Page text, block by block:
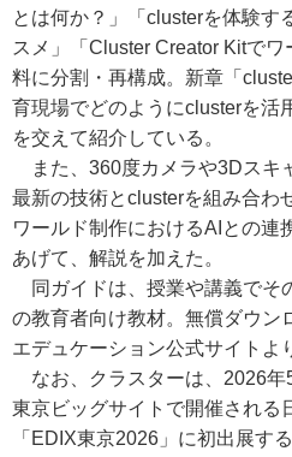
とは何か？」「clusterを体験す
スメ」「Cluster Creator Kitで
料に分割・再構成。新章「
育現場でどのようにclusterを活
を交えて紹介している。
また、360度カメラや3Dスキ
最新の技術とclusterを組み合わ
ワールド制作におけるAIとの連
あげて、解説を加えた。
同ガイドは、授業や講義でそ
の教育者向け教材。無償ダウン
エデュケーション公式サイトよ
なお、クラスターは、2026年
東京ビッグサイトで開催される
「EDIX東京2026」に初出展す